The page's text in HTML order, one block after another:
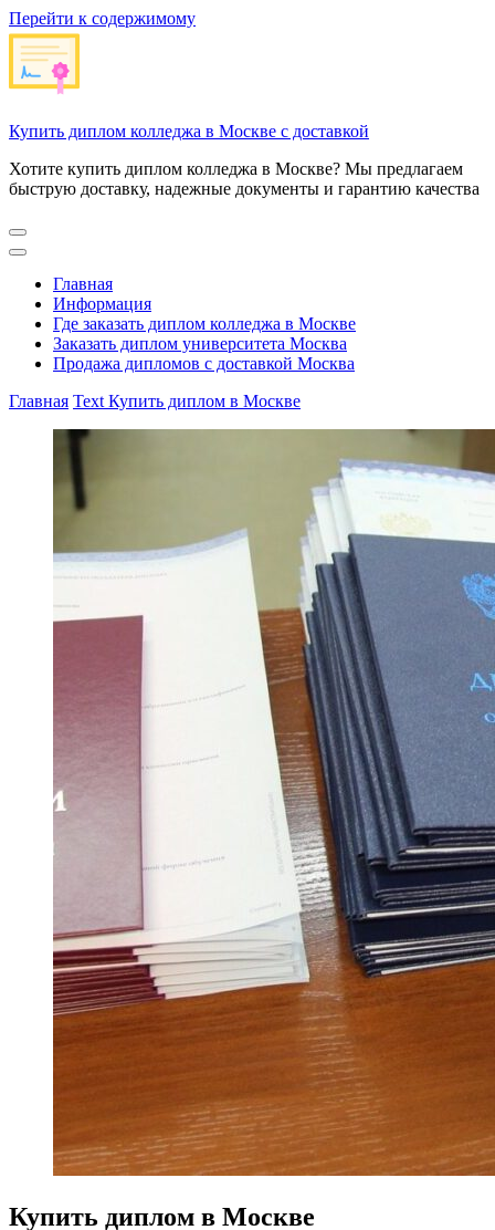
Перейти к содержимому
Купить диплом колледжа в Москве с доставкой
Хотите купить диплом колледжа в Москве? Мы предлагаем
быструю доставку, надежные документы и гарантию качества
Главная
Информация
Где заказать диплом колледжа в Москве
Заказать диплом университета Москва
Продажа дипломов с доставкой Москва
Главная Text Купить диплом в Москве
Купить диплом в Москве